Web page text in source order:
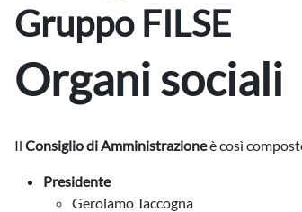
Gruppo FILSE
Organi sociali
Il Consiglio di Amministrazioneè così
Presidente
Gerolamo Taccogna